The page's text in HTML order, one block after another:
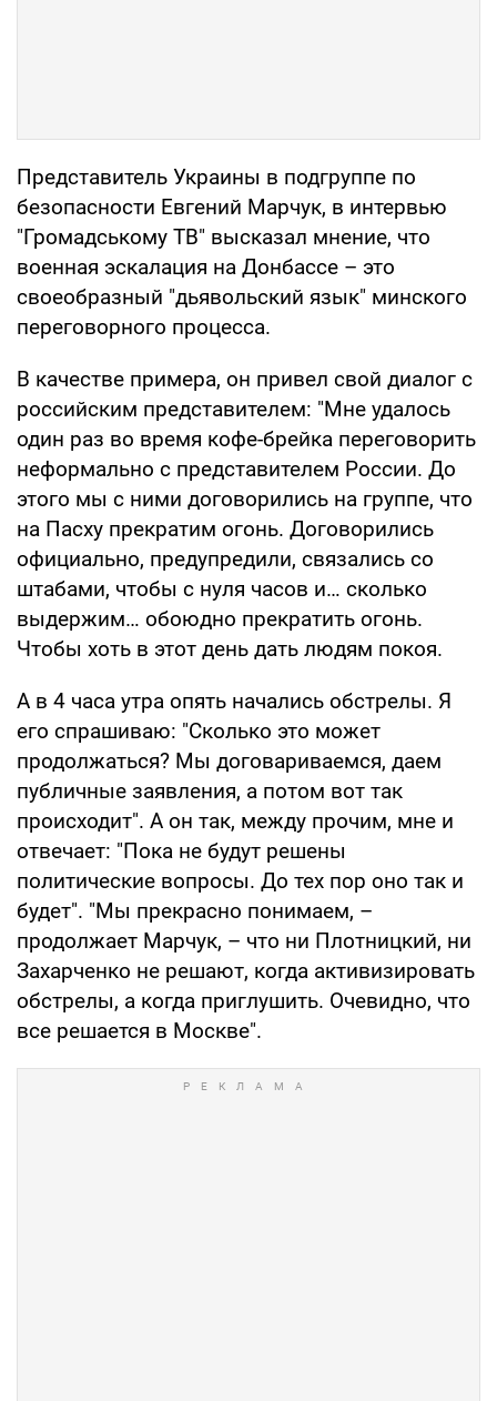
Представитель Украины в подгруппе по
безопасности Евгений Марчук, в интервью
"Громадському ТВ" высказал мнение, что
военная эскалация на Донбассе – это
своеобразный "дьявольский язык" минского
переговорного процесса.
В качестве примера, он привел свой диалог с
российским представителем: "Мне удалось
один раз во время кофе-брейка переговорить
неформально с представителем России. До
этого мы с ними договорились на группе, что
на Пасху прекратим огонь. Договорились
официально, предупредили, связались со
штабами, чтобы с нуля часов и… сколько
выдержим… обоюдно прекратить огонь.
Чтобы хоть в этот день дать людям покоя.
А в 4 часа утра опять начались обстрелы. Я
его спрашиваю: "Сколько это может
продолжаться? Мы договариваемся, даем
публичные заявления, а потом вот так
происходит". А он так, между прочим, мне и
отвечает: "Пока не будут решены
политические вопросы. До тех пор оно так и
будет". "Мы прекрасно понимаем, –
продолжает Марчук, – что ни Плотницкий, ни
Захарченко не решают, когда активизировать
обстрелы, а когда приглушить. Очевидно, что
все решается в Москве".